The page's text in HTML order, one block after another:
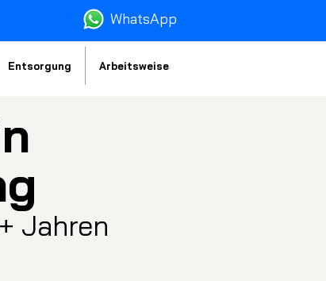
Entsorgung Arbeitsweise
WhatsApp
Jahren